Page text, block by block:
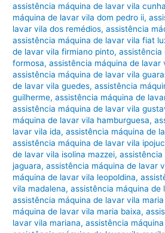
assistência máquina de lavar vila
máquina de lavar vila dom pedro ii,
lavar vila dos remédios,assistência
assistência máquina de lavar vila fiat
de lavar vila firmiano pinto,assistência
formosa,assistência máquina de lavar
assistência máquina de lavar vila
de lavar vila guedes,assistência
guilherme,assistência máquina de
assistência máquina de lavar vila
máquina de lavar vila hamburguesa,
lavar vila ida,assistência máquina de
assistência máquina de lavar vila
de lavar vila isolina mazzei,assistência
jaguara,assistência máquina de lavar
máquina de lavar vila leopoldina,
vila madalena,assistência máquina de
assistência máquina de lavar vila
máquina de lavar vila maria baixa,
lavar vila mariana,assistência